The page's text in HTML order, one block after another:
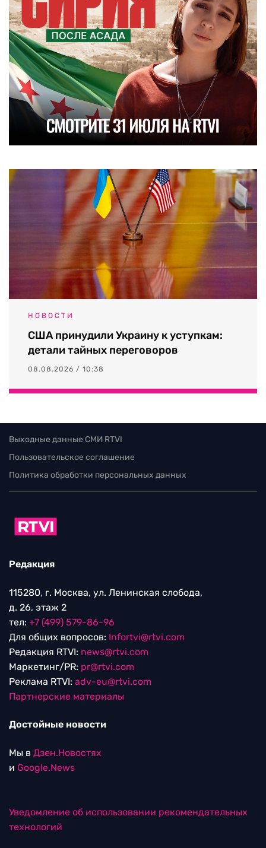
НОВОСТИ
США принудили Украину к уступкам:
детали тайных переговоров
08.08.2026 / 10:38
Выходные данные СМИ RTVI
Пользовательское соглашение
Политика обработки персональных данных
Редакция
115280, г. Москва, ул. Ленинская слобода,
д. 26, этаж 2
тел: +7 (499) 579-86-96
Для общих вопросов: Infortvi@rtvi.com
Редакция RTVI: news@rtvi.com
Маркетинг/PR: pr@rtvi.com
Реклама RTVI: adv-eu@rtvi.com
Партнерские материалы
Достойные новости
Мы в Дзен.Новостях
и Google.News
Уведомление об использовании рекомендательных
технологий